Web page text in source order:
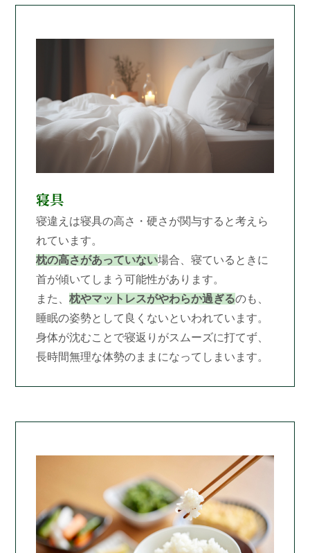
寝具
寝違えは寝具の高さ・硬さが関与すると考えら
れています。
枕の高さがあっていない場合、寝ているときに
首が傾いてしまう可能性があります。
また、 枕やマットレスがやわらか過ぎるのも、
睡眠の姿勢として良くないといわれています。
身体が沈むことで寝返りがスムーズに打てず、
長時間無理な体勢のままになってしまいます。